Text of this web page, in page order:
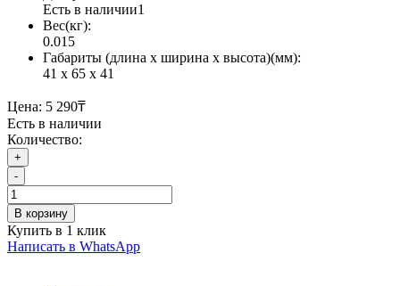
Есть в наличии1
Вес(кг):
0.015
Габариты (длина х ширина х высота)(мм):
41 x 65 x 41
Цена: 5 290₸
Есть в наличии
Количество:
+
-
В корзину
Купить в 1 клик
Написать в WhatsApp